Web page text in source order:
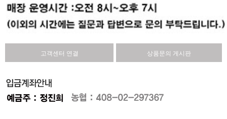
고객센터 연결 상품문의 게시판